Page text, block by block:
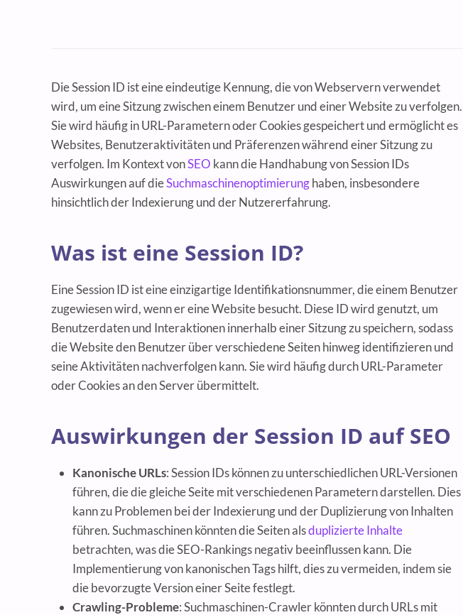
Die Session ID ist eine eindeutige Kennung, die von Webservern verwendet
wird, um eine Sitzung zwischen einem Benutzer und einer Website zu verfolgen.
Sie wird häufig in URL-Parametern oder Cookies gespeichert und ermöglicht es
Websites, Benutzeraktivitäten und Präferenzen während einer Sitzung zu
verfolgen. Im Kontext vonSEO kann die Handhabung von Session IDs
Auswirkungen auf dieSuchmaschinenoptimierunghaben, insbesondere
hinsichtlich der Indexierung und der Nutzererfahrung.
Was ist eine Session ID?
Eine Session ID ist eine einzigartige Identifikationsnummer, die einem Benutzer
zugewiesen wird, wenn er eine Website besucht. Diese ID wird genutzt, um
Benutzerdaten und Interaktionen innerhalb einer Sitzung zu speichern, sodass
die Website den Benutzer über verschiedene Seiten hinweg identifizieren und
seine Aktivitäten nachverfolgen kann. Sie wird häufig durch URL-Parameter
oder Cookies an den Server übermittelt.
Auswirkungen der Session ID auf SEO
Kanonische URLs: Session IDs können zu unterschiedlichen URL-Versionen
führen, die die gleiche Seite mit verschiedenen Parametern darstellen. Dies
kann zu Problemen bei der Indexierung und der Duplizierung von Inhalten
führen. Suchmaschinen könnten die Seiten alsduplizierte Inhalte
betrachten, was die SEO-Rankings negativ beeinflussen kann. Die
Implementierung von kanonischen Tags hilft, dies zu vermeiden, indem sie
die bevorzugte Version einer Seite festlegt.
Crawling-Probleme: Suchmaschinen-Crawler könnten durch URLs mit